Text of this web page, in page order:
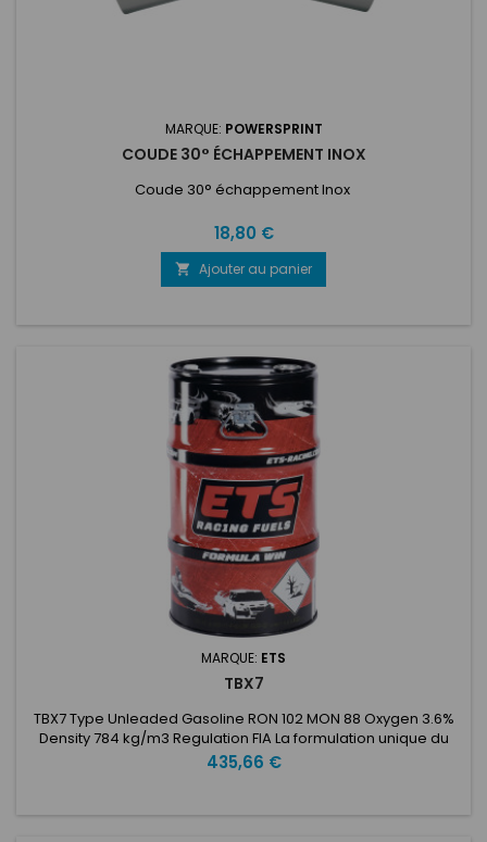
MARQUE: POWERSPRINT
COUDE 30° ÉCHAPPEMENT INOX
Coude 30° échappement Inox
Prix
18,80 €
 Ajouter au panier
MARQUE: ETS
TBX7
TBX7 Type Unleaded Gasoline RON 102 MON 88 Oxygen 3.6%
Density 784 kg/m3 Regulation FIA La formulation unique du
TBX7 associée à un ensemble d'additifs stratégiques en font
la référence ultime !!Il a été testé, cartographié et
Prix
435,66 €